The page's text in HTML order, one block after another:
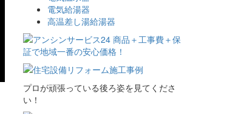
電気給湯器
高温差し湯給湯器
プロが頑張っている後ろ姿を見てくださ
い！